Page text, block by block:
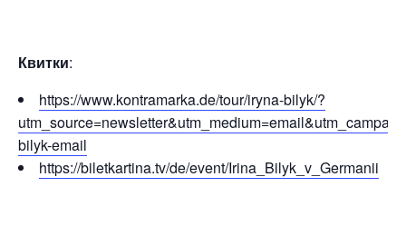
Квитки:
https://www.kontramarka.de/tour/iryna-bilyk/?
bilyk-email
https://biletkartina.tv/de/event/Irina_Bilyk_v_Germanii